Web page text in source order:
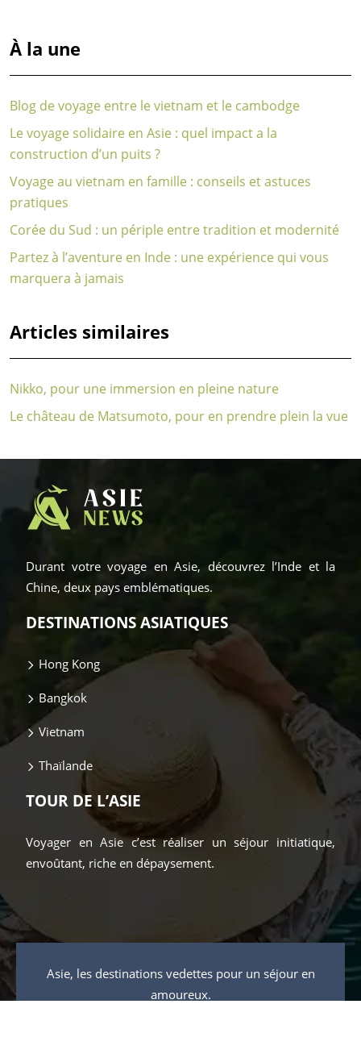
À la une
Blog de voyage entre le vietnam et le cambodge
Le voyage solidaire en Asie : quel impact a la
construction d’un puits ?
Voyage au vietnam en famille : conseils et astuces
pratiques
Corée du Sud : un périple entre tradition et modernité
Partez à l’aventure en Inde : une expérience qui vous
marquera à jamais
Articles similaires
Nikko, pour une immersion en pleine nature
Le château de Matsumoto, pour en prendre plein la vue
Durant votre voyage en Asie, découvrez l’Inde et la
Chine, deux pays emblématiques.
DESTINATIONS ASIATIQUES
Hong Kong
Bangkok
Vietnam
Thaïlande
TOUR DE L’ASIE
Voyager en Asie c’est réaliser un séjour initiatique,
envoûtant, riche en dépaysement.
Asie, les destinations vedettes pour un séjour en
amoureux.